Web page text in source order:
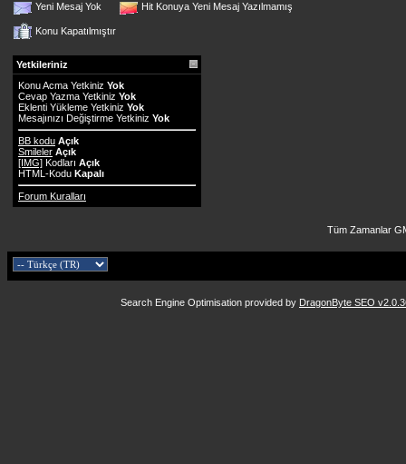
Yeni Mesaj Yok Hit Konuya Yeni Mesaj Yazılmamış
Konu Kapatılmıştır
Yetkileriniz
Konu Acma Yetkiniz Yok
Cevap Yazma Yetkiniz Yok
Eklenti Yükleme Yetkiniz Yok
Mesajınızı Değiştirme Yetkiniz Yok
BB kodu Açık
Smileler Açık
[IMG] Kodları Açık
HTML-Kodu Kapalı
Forum Kuralları
Tüm Zamanlar
Search Engine Optimisation provided by DragonByte SEO